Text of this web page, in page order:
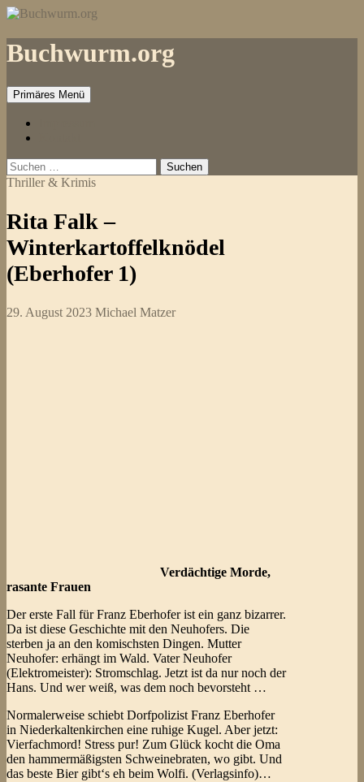
Zum
springen
Buchwurm.org
Primäres Menü
Suchen
nach:
Thriller & Krimis
Rita Falk –
Winterkartoffelknödel
(Eberhofer 1)
29. August 2023 Michael Matzer
Verdächtige Morde,
rasante Frauen
Der erste Fall für Franz Eberhofer ist ein ganz bizarrer.
Da ist diese Geschichte mit den Neuhofers. Die
sterben ja an den komischsten Dingen. Mutter
Neuhofer: erhängt im Wald. Vater Neuhofer
(Elektromeister): Stromschlag. Jetzt ist da nur noch der
Hans. Und wer weiß, was dem noch bevorsteht …
Normalerweise schiebt Dorfpolizist Franz Eberhofer
in Niederkaltenkirchen eine ruhige Kugel. Aber jetzt:
Vierfachmord! Stress pur! Zum Glück kocht die Oma
den hammermäßigsten Schweinebraten, wo gibt. Und
das beste Bier gibt‘s eh beim Wolfi. (Verlagsinfo)…